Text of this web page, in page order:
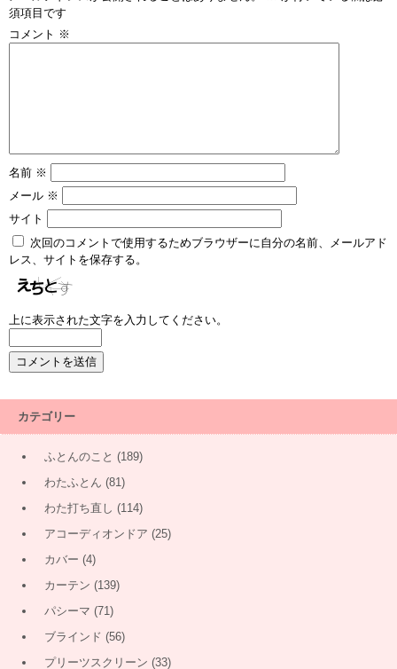
須項目です
コメント ※
名前 ※
メール ※
サイト
次回のコメントで使用するためブラウザーに自分の名前、メールアド
レス、サイトを保存する。
上に表示された文字を入力してください。
カテゴリー
ふとんのこと (189)
わたふとん (81)
わた打ち直し (114)
アコーディオンドア (25)
カバー (4)
カーテン (139)
パシーマ (71)
ブラインド (56)
プリーツスクリーン (33)